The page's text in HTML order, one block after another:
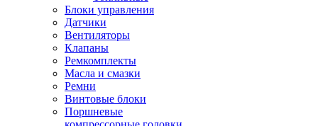
Блоки управления
Датчики
Вентиляторы
Клапаны
Ремкомплекты
Масла и смазки
Ремни
Винтовые блоки
Поршневые